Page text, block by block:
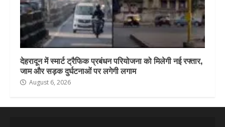
देहरादून में स्मार्ट ट्रैफिक प्रबंधन परियोजना को मिलेगी नई रफ्तार,
जाम और सड़क दुर्घटनाओं पर लगेगी लगाम
August 6, 2026